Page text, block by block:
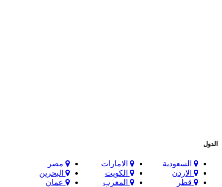
الدول
السعودية الامارات
مصر
الاردن
الكويت
البحرين
قطر
المغرب عمان